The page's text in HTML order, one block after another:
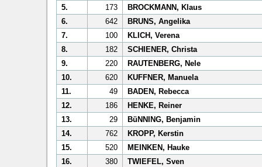
5.
173
BROCKMANN, Klaus
6.
642
BRUNS, Angelika
7.
100
KLICH, Verena
8.
182
SCHIENER, Christa
9.
220
RAUTENBERG, Nele
10.
620
KUFFNER, Manuela
11.
49
BADEN, Rebecca
12.
186
HENKE, Reiner
13.
29
BüNNING, Benjamin
14.
762
KROPP, Kerstin
15.
520
MEINKEN, Hauke
16.
380
TWIEFEL, Sven